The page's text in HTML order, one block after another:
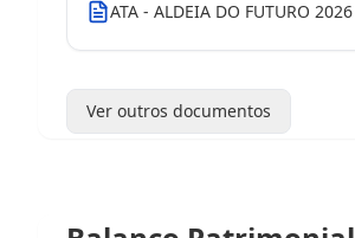
ATA - ALDEIA DO FUTURO 2026
Ver outros documentos